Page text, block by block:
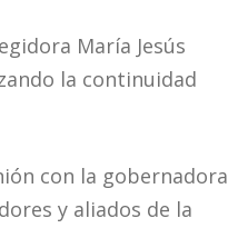
María Jesús
la continuidad
con la gobernadora
y aliados de la